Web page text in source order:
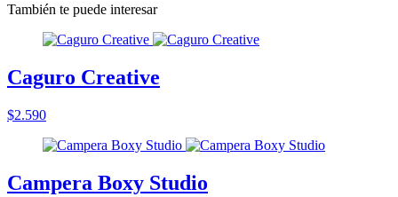
También te puede interesar
Caguro Creative
$2.590
Campera Boxy Studio